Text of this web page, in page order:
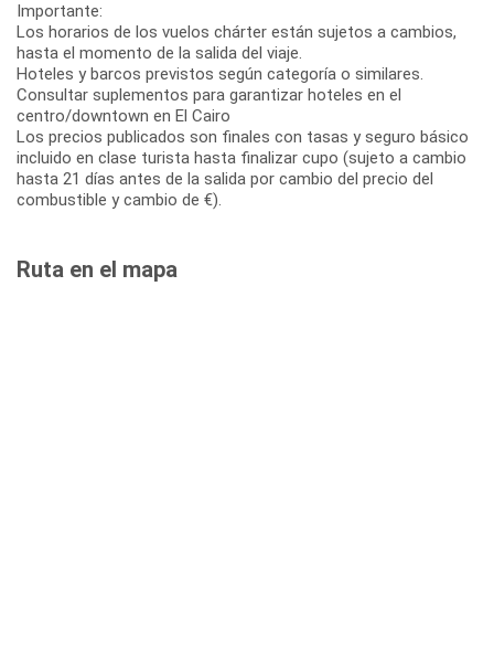
Importante:
Los horarios de los vuelos chárter están sujetos a cambios,
hasta el momento de la salida del viaje.
Hoteles y barcos previstos según categoría o similares.
Consultar suplementos para garantizar hoteles en el
centro/downtown en El Cairo
Los precios publicados son finales con tasas y seguro básico
incluido en clase turista hasta finalizar cupo (sujeto a cambio
hasta 21 días antes de la salida por cambio del precio del
combustible y cambio de €).
Ruta en el mapa